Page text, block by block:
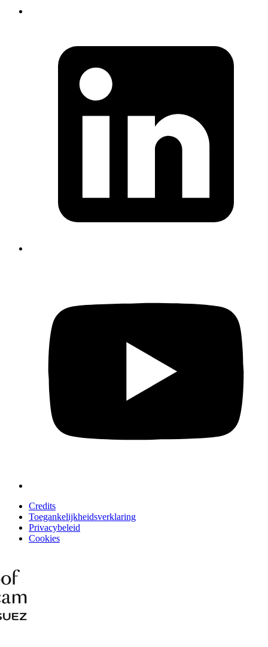
Credits
Toegankelijkheidsverklaring
Privacybeleid
Cookies